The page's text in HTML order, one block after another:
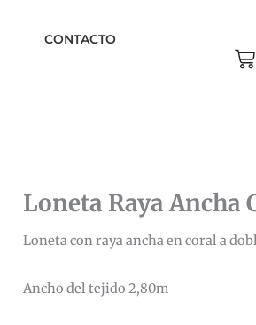
CONTACTO
Loneta Raya Ancha
Loneta con raya ancha en coral a
Ancho del tejido 2,80m